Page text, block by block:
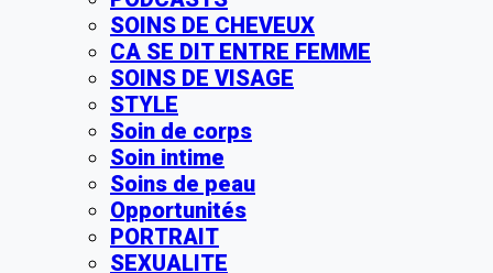
SOINS DE CHEVEUX
CA SE DIT ENTRE FEMME
SOINS DE VISAGE
STYLE
Soin de corps
Soin intime
Soins de peau
Opportunités
PORTRAIT
SEXUALITE